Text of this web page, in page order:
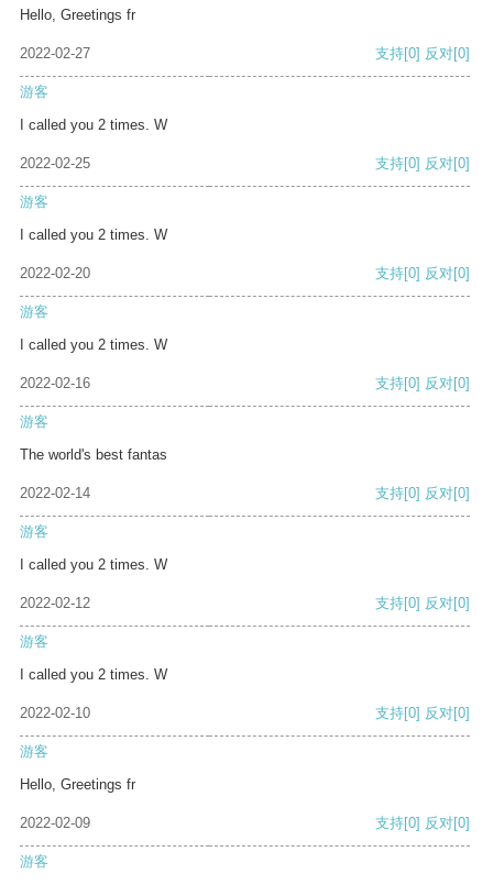
Hello, Greetings fr
2022-02-27 支持[0] 反对[0]
游客
I called you 2 times. W
2022-02-25 支持[0] 反对[0]
游客
I called you 2 times. W
2022-02-20 支持[0] 反对[0]
游客
I called you 2 times. W
2022-02-16 支持[0] 反对[0]
游客
The world's best fantas
2022-02-14 支持[0] 反对[0]
游客
I called you 2 times. W
2022-02-12 支持[0] 反对[0]
游客
I called you 2 times. W
2022-02-10 支持[0] 反对[0]
游客
Hello, Greetings fr
2022-02-09 支持[0] 反对[0]
游客